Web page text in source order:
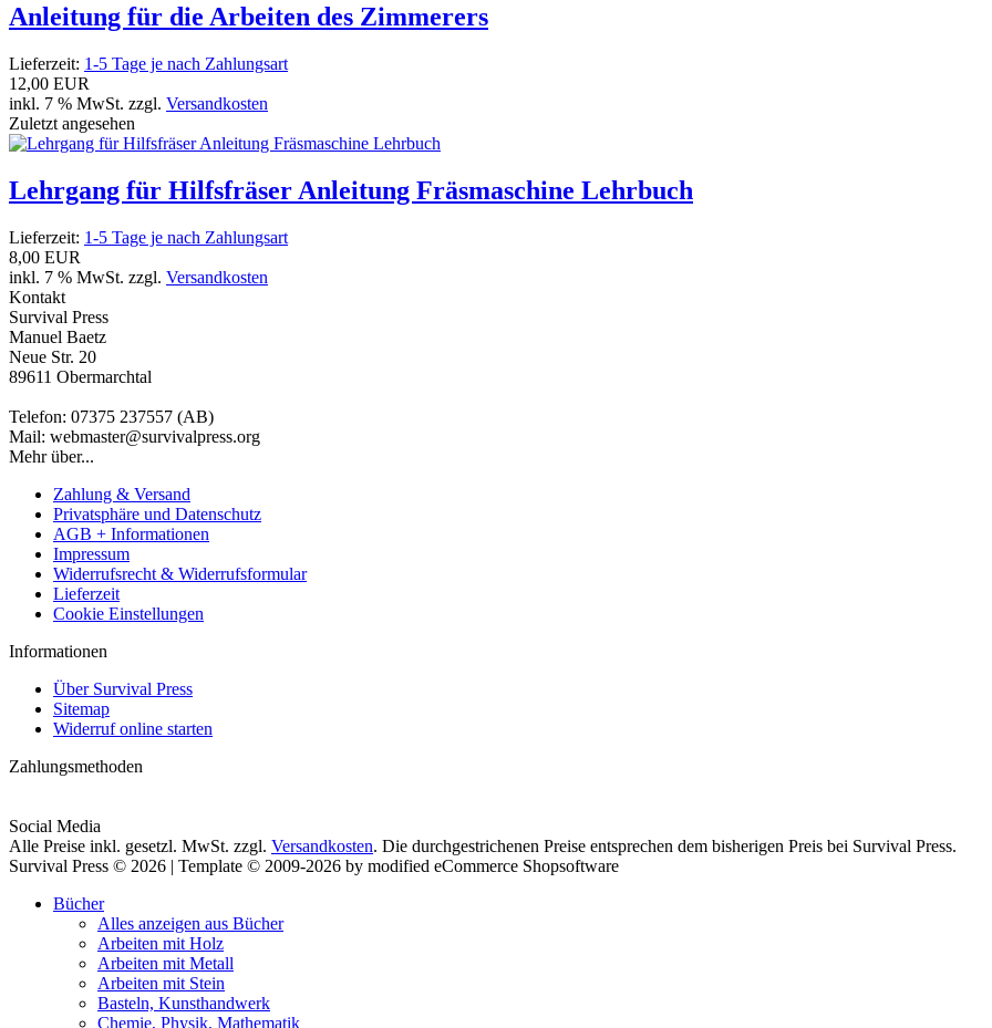
Anleitung für die Arbeiten des Zimmerers
Lieferzeit: 1-5 Tage je nach Zahlungsart
12,00 EUR
inkl. 7 % MwSt. zzgl. Versandkosten
Zuletzt angesehen
Lehrgang für Hilfsfräser Anleitung Fräsmaschine Lehrbuch
Lieferzeit: 1-5 Tage je nach Zahlungsart
8,00 EUR
inkl. 7 % MwSt. zzgl. Versandkosten
Kontakt
Survival Press
Manuel Baetz
Neue Str. 20
89611 Obermarchtal
Telefon: 07375 237557 (AB)
Mail: webmaster@survivalpress.org
Mehr über...
Zahlung & Versand
Privatsphäre und Datenschutz
AGB + Informationen
Impressum
Widerrufsrecht & Widerrufsformular
Lieferzeit
Cookie Einstellungen
Informationen
Über Survival Press
Sitemap
Widerruf online starten
Zahlungsmethoden
Social Media
Alle Preise inkl. gesetzl. MwSt. zzgl. Versandkosten. Die durchgestrichenen Preise entsprechen dem bisherigen Preis bei Survival Press.
Survival Press © 2026 | Template © 2009-2026 by modified eCommerce Shopsoftware
Bücher
Alles anzeigen aus Bücher
Arbeiten mit Holz
Arbeiten mit Metall
Arbeiten mit Stein
Basteln, Kunsthandwerk
Chemie, Physik, Mathematik